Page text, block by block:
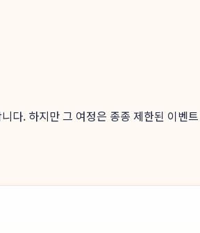
다. 하지만 그 여정은 종종 제한된 이벤